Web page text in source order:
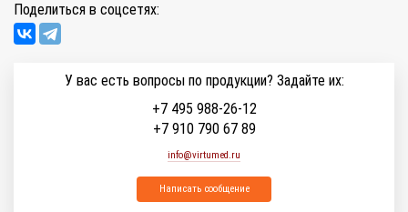
Поделиться в соцсетях:
У вас есть вопросы по продукции? Задайте их:
+7 495 988-26-12
+7 910 790 67 89
info@virtumed.ru
Написать сообщение